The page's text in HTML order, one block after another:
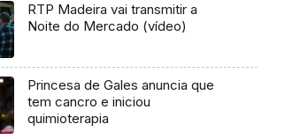
RTP Madeira vai transmitir a
Noite do Mercado (vídeo)
Princesa de Gales anuncia que
tem cancro e iniciou
quimioterapia